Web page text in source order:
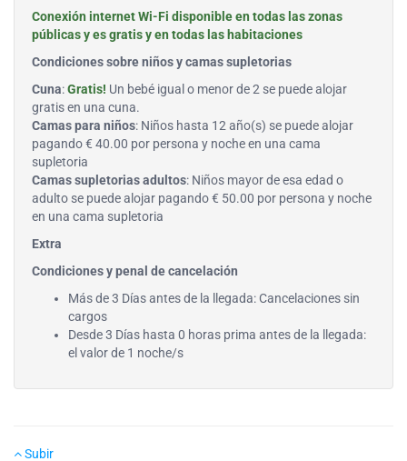
Conexión internet Wi-Fi disponible en todas las zonas
públicas y es gratis y en todas las habitaciones
Condiciones sobre niños y camas supletorias
Cuna:Gratis! Un bebé igual o menor de 2 se puede alojar
gratis en una cuna.
Camas para niños: Niños hasta 12 año(s) se puede alojar
pagando € 40.00 por persona y noche en una cama
supletoria
Camas supletorias adultos: Niños mayor de esa edad o
adulto se puede alojar pagando € 50.00 por persona y noche
en una cama supletoria
Extra
Condiciones y penal de cancelación
Más de 3 Días antes de la llegada: Cancelaciones sin
cargos
Desde 3 Días hasta 0 horas prima antes de la llegada:
el valor de 1 noche/s
Subir